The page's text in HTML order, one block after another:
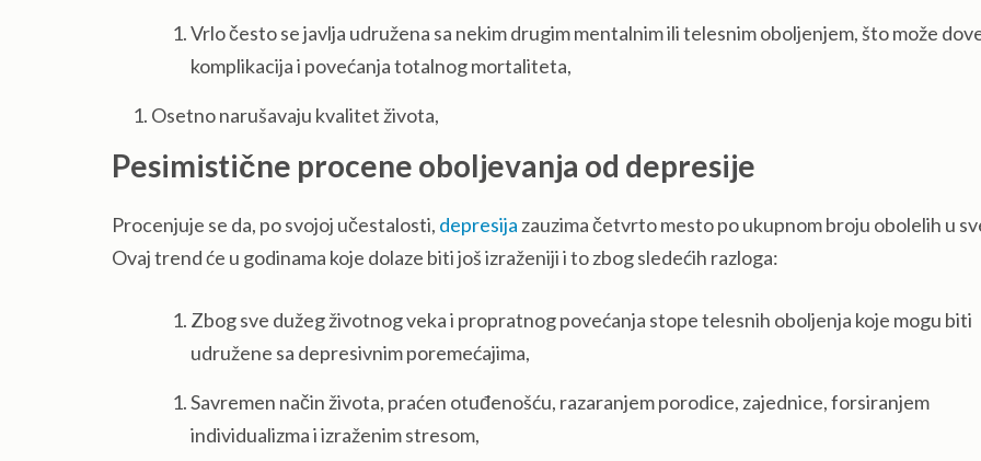
Vrlo često se javlja udružena sa nekim drugim mentalnim ili telesnim oboljenjem, što može
komplikacija i povećanja totalnog mortaliteta,
Osetno narušavaju kvalitet života,
Pesimistične procene oboljevanja od depresije
Procenjuje se da, po svojoj učestalosti, depresija zauzima četvrto mesto po ukupnom broju obolelih u
Ovaj trend će u godinama koje dolaze biti još izraženiji i to zbog sledećih razloga:
Zbog sve dužeg životnog veka i propratnog povećanja stope telesnih oboljenja koje mogu biti
udružene sa depresivnim poremećajima,
Savremen način života, praćen otuđenošću, razaranjem porodice, zajednice, forsiranjem
individualizma i izraženim stresom,